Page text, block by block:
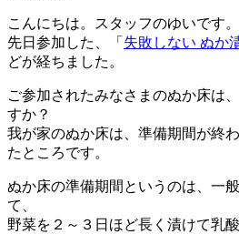
こんにちは。スタッフのゆいです。
先日参加した、「 失敗しない ぬか
どが経ちました。
ご参加されたみなさまのぬか床は
すか？
我が家のぬか床は、準備期間が終
たところです。
ぬか床の準備期間というのは、一
て、
野菜を２～３日ほど長く漬けて乳